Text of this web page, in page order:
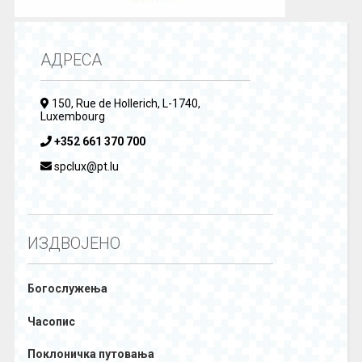
АДРЕСА
150, Rue de Hollerich, L-1740,
Luxembourg
+352 661 370 700
spclux@pt.lu
ИЗДВОЈЕНО
Богослужења
Часопис
Поклоничка путовања